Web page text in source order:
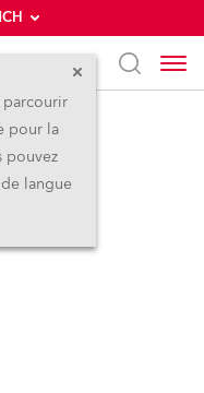
parcourir
pour la
pouvez
langue
120V